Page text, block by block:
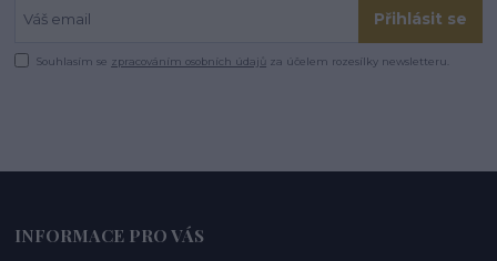
Přihlásit se
Souhlasím se zpracováním osobních údajů za účelem rozesílky newsletteru.
INFORMACE PRO VÁS